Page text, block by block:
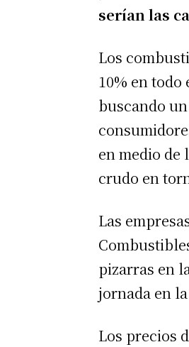
serían las
Los
10% en
buscando
en medio
crudo en
Las
pizarras en
jornada en
Los precios